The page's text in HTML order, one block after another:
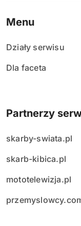
Menu
Działy serwisu
Dla faceta
Partnerzy
skarby-swiata.pl
skarb-kibica.pl
mototelewizja.pl